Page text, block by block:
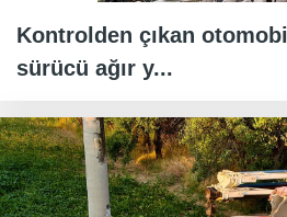
Kontrolden çıkan
sürücü ağır y...